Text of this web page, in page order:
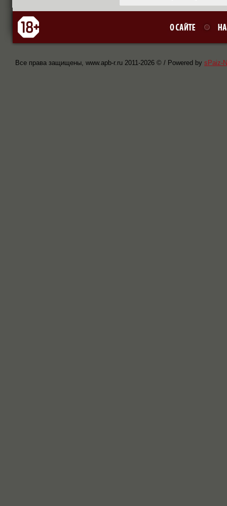
Все права защищены, www.apb-r.ru 2011-2026 © / Powered by sPaiz-